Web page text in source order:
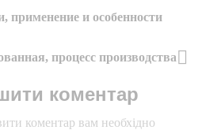
Post
применение и особенности
Next
Post
процесс производства
коментар
коментар вам необхідно